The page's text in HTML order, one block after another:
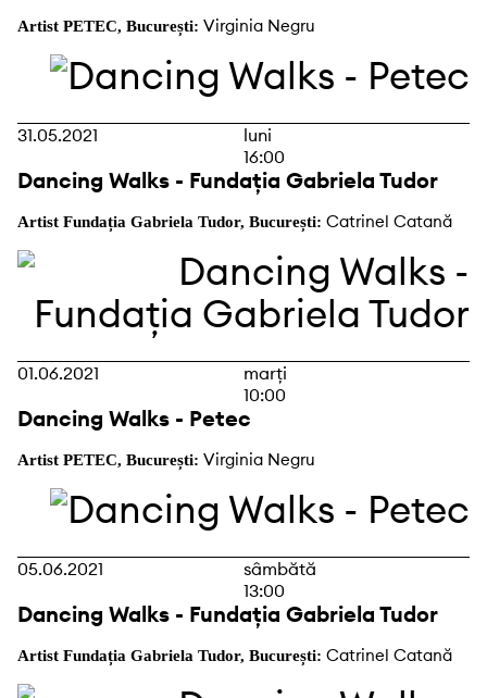
Artist PETEC, București: Virginia Negru
31.05.2021
luni
16:00
Dancing Walks - Fundația Gabriela Tudor
Artist Fundația Gabriela Tudor, București: Catrinel Catană
01.06.2021
marți
10:00
Dancing Walks - Petec
Artist PETEC, București: Virginia Negru
05.06.2021
sâmbătă
13:00
Dancing Walks - Fundația Gabriela Tudor
Artist Fundația Gabriela Tudor, București: Catrinel Catană